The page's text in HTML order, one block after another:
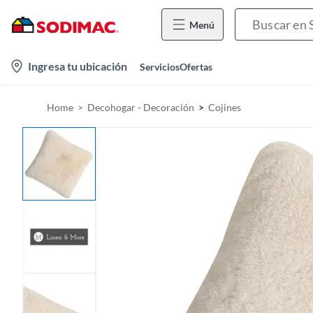
Menú
Ingresa tu ubicación ServiciosOfertas
Home Decohogar - Decoración Cojines